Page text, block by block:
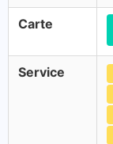
Carte
Service